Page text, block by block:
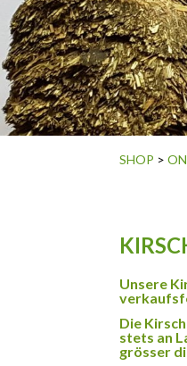
SHOP >
Unsere
Die
stets an
grösser